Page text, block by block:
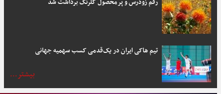
تیم هاکی ایران در یک‌قدمی کسب سهمیه جهانی
بیشتر